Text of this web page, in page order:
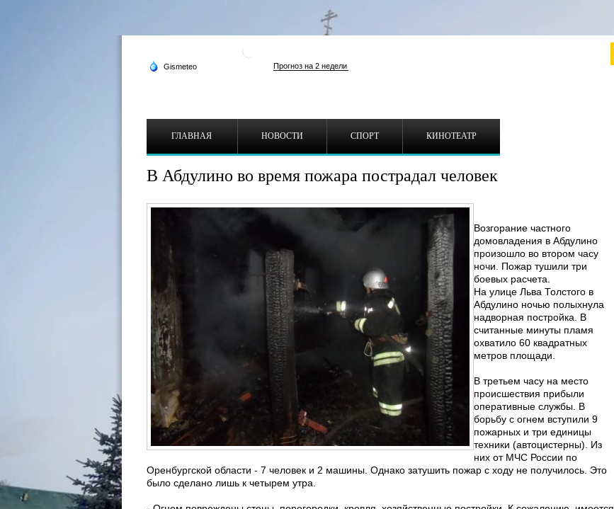
ГЛАВНАЯ НОВОСТИ СПОРТ КИНОТЕАТР
В Абдулино во время пожара пострадал человек
Возгорание частного
домовладения в Абдулино
произошло во втором часу
ночи. Пожар тушили три
боевых расчета.
На улице Льва Толстого в
Абдулино ночью полыхнула
надворная постройка. В
считанные минуты пламя
охватило 60 квадратных
метров площади.
В третьем часу на место
происшествия прибыли
оперативные службы. В
борьбу с огнем вступили 9
пожарных и три единицы
техники (автоцистерны). Из
них от МЧС России по
Оренбургской области - 7 человек и 2 машины. Однако затушить пожар с ходу не получилось. Это
было сделано лишь к четырем утра.